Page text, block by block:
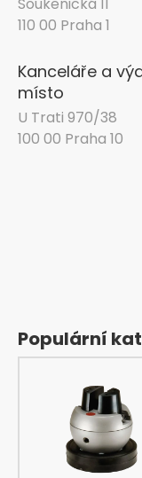
110 00 Praha 1
Kanceláře a
místo
U Trati 970/38
100 00 Praha 10
Populární